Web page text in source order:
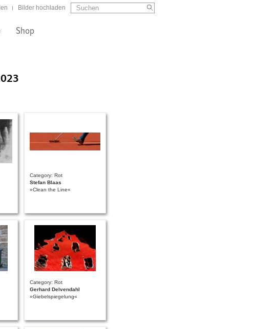
Suchformular
Suchen
Bilder hochladen
Shop
Category: Rot
Stefan Blaas
»Clean the Line«
Category: Rot
Gerhard Delvendahl
»Giebelspiegelung«